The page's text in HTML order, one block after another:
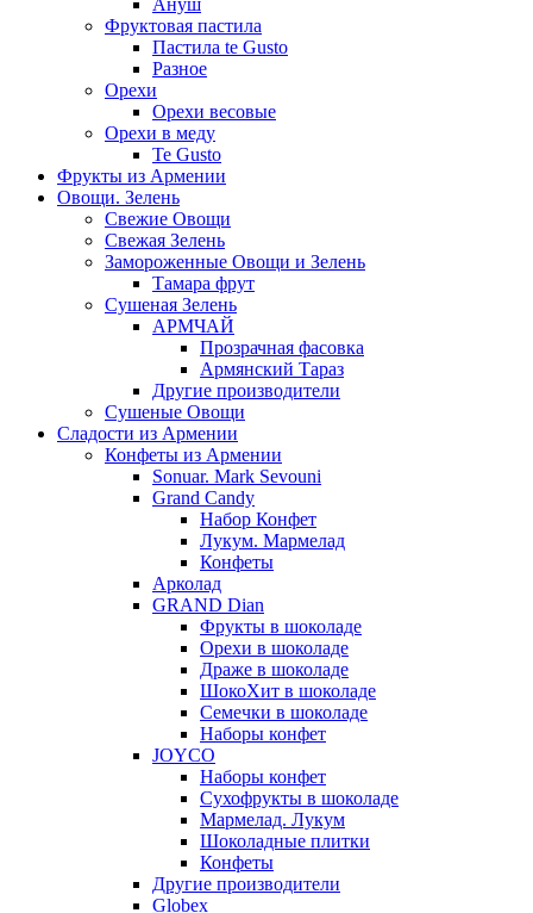
Ануш
Фруктовая пастила
Пастила te Gusto
Разное
Орехи
Орехи весовые
Орехи в меду
Te Gusto
Фрукты из Армении
Овощи. Зелень
Свежие Овощи
Свежая Зелень
Замороженные Овощи и Зелень
Тамара фрут
Сушеная Зелень
АРМЧАЙ
Прозрачная фасовка
Армянский Тараз
Другие производители
Сушеные Овощи
Сладости из Армении
Конфеты из Армении
Sonuar. Mark Sevouni
Grand Candy
Набор Конфет
Лукум. Мармелад
Конфеты
Арколад
GRAND Dian
Фрукты в шоколаде
Орехи в шоколаде
Драже в шоколаде
ШокоХит в шоколаде
Семечки в шоколаде
Наборы конфет
JOYCO
Наборы конфет
Сухофрукты в шоколаде
Мармелад. Лукум
Шоколадные плитки
Конфеты
Другие производители
Globex